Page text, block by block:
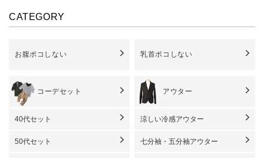
CATEGORY
お腹ポコしない
コーデセット
40代セット
50代セット
乳首ポコしない
アウター
涼しい冷感アウター
七分袖・五分袖アウター